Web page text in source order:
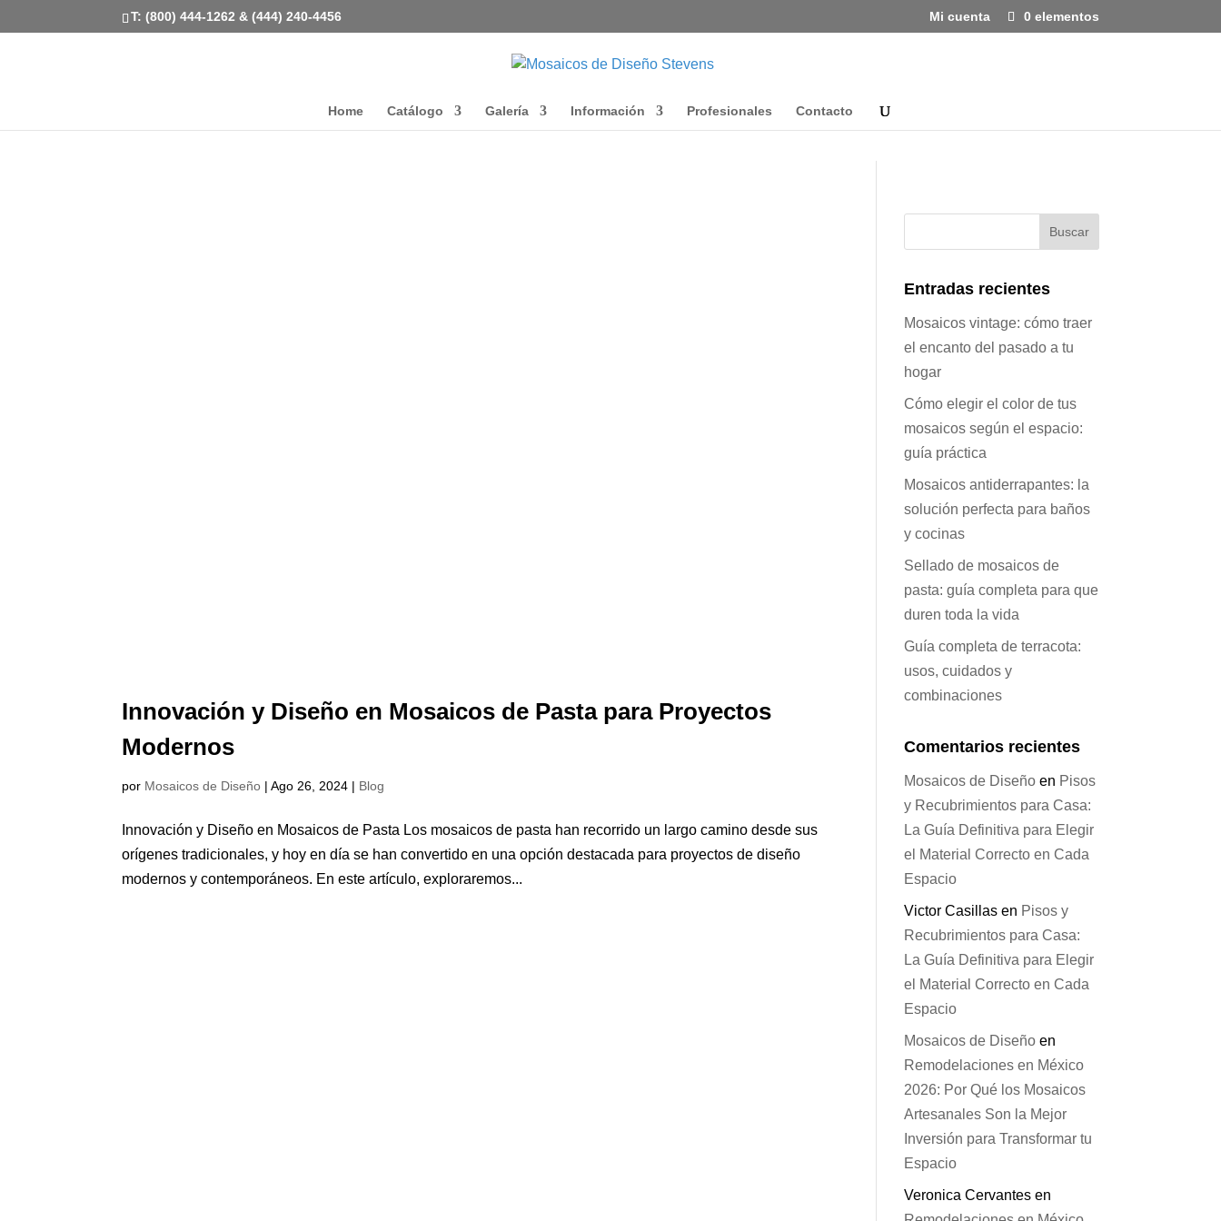
T: (800) 444-1262 & (444) 240-4456 Mi cuenta 0 elementos
Home Catálogo Galería Información Profesionales Contacto
Innovación y Diseño en Mosaicos de Pasta para Proyectos
Modernos
por Mosaicos de Diseño |Ago 26, 2024 | Blog
Innovación y Diseño en Mosaicos de Pasta Los mosaicos de pasta han recorrido un largo camino desde sus
orígenes tradicionales, y hoy en día se han convertido en una opción destacada para proyectos de diseño
modernos y contemporáneos. En este artículo, exploraremos...
Entradas recientes
Mosaicos vintage: cómo traer
el encanto del pasado a tu
hogar
Cómo elegir el color de tus
mosaicos según el espacio:
guía práctica
Mosaicos antiderrapantes: la
solución perfecta para baños
y cocinas
Sellado de mosaicos de
pasta: guía completa para que
duren toda la vida
Guía completa de terracota:
usos, cuidados y
combinaciones
Comentarios recientes
Mosaicos de Diseñoen Pisos
y Recubrimientos para Casa:
La Guía Definitiva para Elegir
el Material Correcto en Cada
Espacio
Victor Casillasen Pisos y
Recubrimientos para Casa:
La Guía Definitiva para Elegir
el Material Correcto en Cada
Espacio
Mosaicos de Diseñoen
Remodelaciones en México
2026: Por Qué los Mosaicos
Artesanales Son la Mejor
Inversión para Transformar tu
Espacio
Veronica Cervantesen